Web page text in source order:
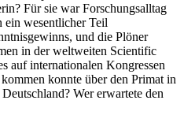
Für sie war Forschungsalltag
ein wesentlicher Teil
und die Plöner
in der weltweiten Scientific
auf internationalen Kongressen
konnte über den Primat in
Wer erwartete den